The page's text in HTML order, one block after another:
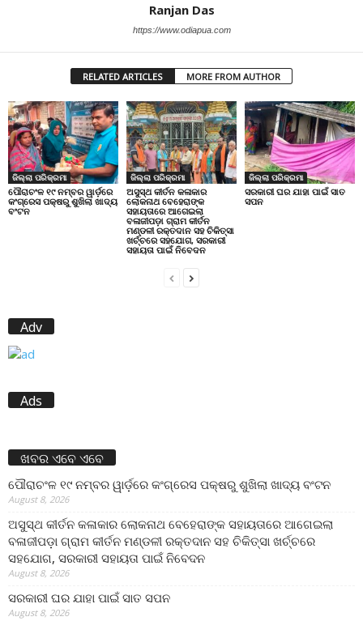
Ranjan Das
https://www.odiapua.com
RELATED ARTICLES MORE FROM AUTHOR
ଜିଲ୍ଲା ପରିକ୍ରମା
ପୌରାଚଂଳ ୧୯ ନମ୍ବର ୱାର୍ଡ଼ରେ
କଂଗ୍ରେସ ପକ୍ଷରୁ ଶୁଖିଲା ଖାଦ୍ୟ
ବଂଟନ
ଜିଲ୍ଲା ପରିକ୍ରମା
ଅସୁସ୍ଥ କୀର୍ତନ କଳାକାର
ଲୋକନାଥ ବେହେରାଙ୍କ
ସହାୟତାରେ ଆଗେଇଲା
ବଳାଜୀପଡ଼ା ଗ୍ରାମ କୀର୍ତନ
ମଣ୍ଡଳୀ ରକ୍ତଦାନ ସହ ଚିକିତ୍ସା
ଖର୍ଚ୍ଚରେ ସହଯୋଗ, ସରକାରୀ
ସହାୟତା ପାଇଁ ନିବେଦନ
ଜିଲ୍ଲା ପରିକ୍ରମା
ସରକାରୀ ଘର ଯାହା ପାଇଁ ସାତ
ସପନ
Adv
Ads
ଖବର ଏବେ ଏବେ
ପୌରାଚଂଳ ୧୯ ନମ୍ବର ୱାର୍ଡ଼ରେ କଂଗ୍ରେସ ପକ୍ଷରୁ ଶୁଖିଲା ଖାଦ୍ୟ ବଂଟନ
August 8, 2026
ଅସୁସ୍ଥ କୀର୍ତନ କଳାକାର ଲୋକନାଥ ବେହେରାଙ୍କ ସହାୟତାରେ ଆଗେଇଲା
ବଳାଜୀପଡ଼ା ଗ୍ରାମ କୀର୍ତନ ମଣ୍ଡଳୀ ରକ୍ତଦାନ ସହ ଚିକିତ୍ସା ଖର୍ଚ୍ଚରେ
ସହଯୋଗ, ସରକାରୀ ସହାୟତା ପାଇଁ ନିବେଦନ
August 8, 2026
ସରକାରୀ ଘର ଯାହା ପାଇଁ ସାତ ସପନ
August 8, 2026